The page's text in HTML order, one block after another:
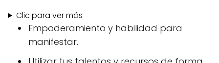
Clic para ver más
Empoderamiento y habilidad para
manifestar.